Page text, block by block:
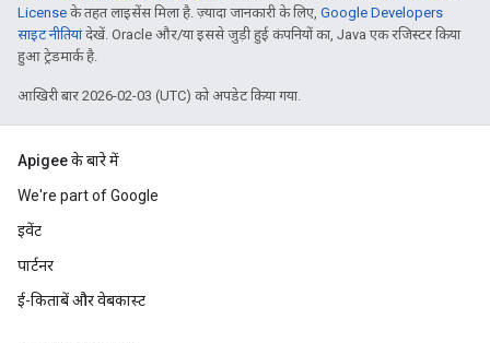
License के तहत लाइसेंस मिला है. ज़्यादा जानकारी के लिए, Google Developers
साइट नीतियांदेखें. Oracle और/या इससे जुड़ी हुई कंपनियों का, Java एक रजिस्टर किया
हुआ ट्रेडमार्क है.
आखिरी बार 2026-02-03 (UTC) को अपडेट किया गया.
Apigee के बारे में
We're part of Google
इवेंट
पार्टनर
ई-किताबें और वेबकास्ट